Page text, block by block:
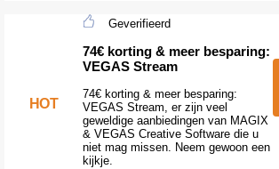
HOT
Geverifieerd
74€ korting & meer besparing:
VEGAS Stream
74€ korting & meer besparing:
VEGAS Stream, er zijn veel
geweldige aanbiedingen van MAGIX
& VEGAS Creative Software die u
niet mag missen. Neem gewoon een
kijkje.